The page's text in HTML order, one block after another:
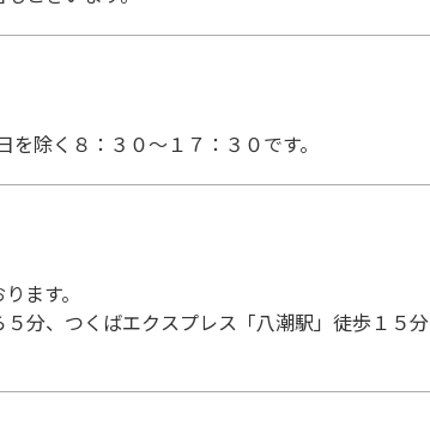
除く８：３０～１７：３０です。
ます。
分、つくばエクスプレス「八潮駅」徒歩１５分